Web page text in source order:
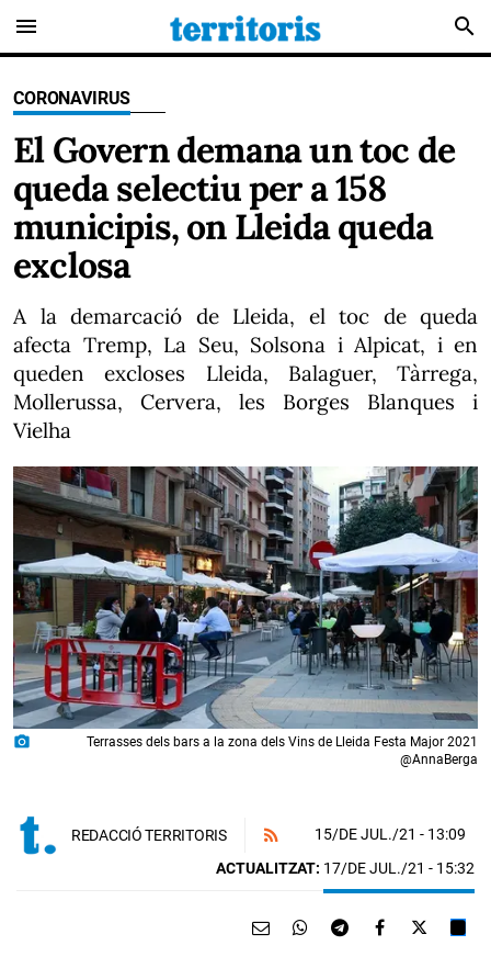
menu search
CORONAVIRUS
El Govern demana un toc de
queda selectiu per a 158
municipis, on Lleida queda
exclosa
A la demarcació de Lleida, el toc de queda
afecta Tremp, La Seu, Solsona i Alpicat, i en
queden excloses Lleida, Balaguer, Tàrrega,
Mollerussa, Cervera, les Borges Blanques i
Vielha
photo_camera
Terrasses dels bars a la zona dels Vins de Lleida Festa Major 2021
@AnnaBerga
REDACCIÓ TERRITORIS 15/DE JUL./21 - 13:09
ACTUALITZAT: 17/DE JUL./21 - 15:32